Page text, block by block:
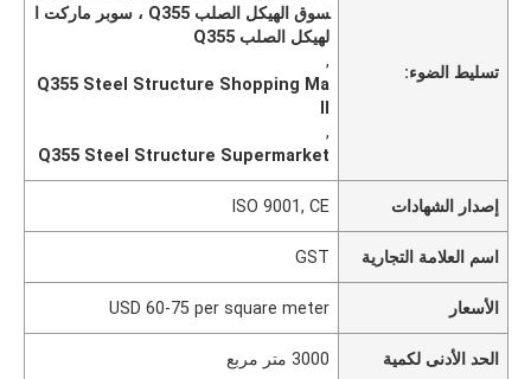
تسليط الضوء:
سوق الهيكل الصلب Q355 ، سوبر ماركت ا
لهيكل الصلب Q355
,
Q355 Steel Structure Shopping Ma
ll
,
Q355 Steel Structure Supermarket
إصدار الشهادات ISO 9001, CE
اسم العلامة التجارية GST
الأسعار USD 60-75 per square meter
الحد الأدنى لكمية 3000 متر مربع